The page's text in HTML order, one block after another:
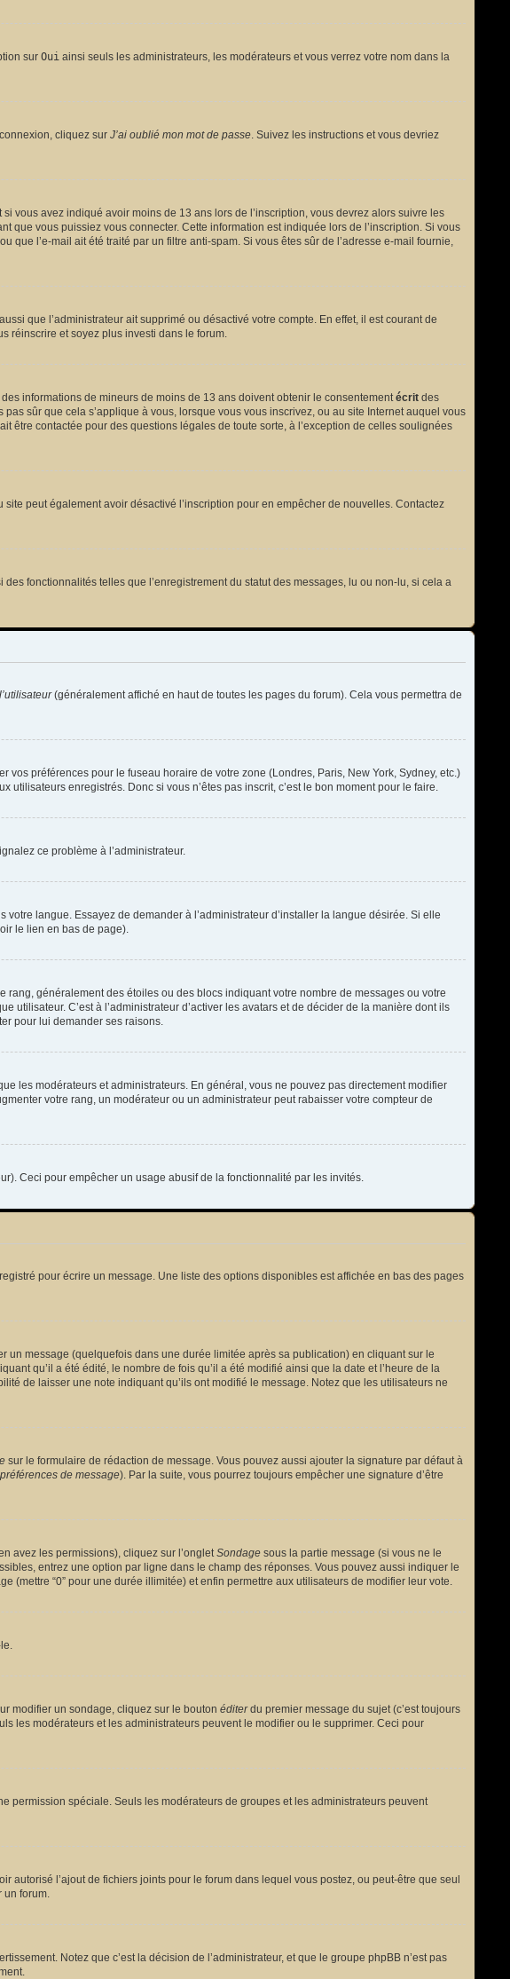
sur Oui ainsi seuls les administrateurs, les modérateurs et vous verrez votre nom dans la
cliquez sur J’ai oublié mon mot de passe. Suivez les instructions et vous devriez
vous avez indiqué avoir moins de 13 ans lors de l’inscription, vous devrez alors suivre les
que vous puissiez vous connecter. Cette information est indiquée lors de l’inscription. Si vous
que l’e-mail ait été traité par un filtre anti-spam. Si vous êtes sûr de l’adresse e-mail fournie,
que l’administrateur ait supprimé ou désactivé votre compte. En effet, il est courant de
réinscrire et soyez plus investi dans le forum.
informations de mineurs de moins de 13 ans doivent obtenir le consentementécrit des
sûr que cela s’applique à vous, lorsque vous vous inscrivez, ou au site Internet auquel vous
être contactée pour des questions légales de toute sorte, à l’exception de celles soulignées
peut également avoir désactivé l’inscription pour en empêcher de nouvelles. Contactez
fonctionnalités telles que l’enregistrement du statut des messages, lu ou non-lu, si cela a
(généralement affiché en haut de toutes les pages du forum). Cela vous permettra de
vos préférences pour le fuseau horaire de votre zone (Londres, Paris, New York, Sydney, etc.)
enregistrés. Donc si vous n’êtes pas inscrit, c’est le bon moment pour le faire.
ce problème à l’administrateur.
langue. Essayez de demander à l’administrateur d’installer la langue désirée. Si elle
le lien en bas de page).
rang, généralement des étoiles ou des blocs indiquant votre nombre de messages ou votre
C’est à l’administrateur d’activer les avatars et de décider de la manière dont ils
pour lui demander ses raisons.
les modérateurs et administrateurs. En général, vous ne pouvez pas directement modifier
votre rang, un modérateur ou un administrateur peut rabaisser votre compteur de
Ceci pour empêcher un usage abusif de la fonctionnalité par les invités.
pour écrire un message. Une liste des options disponibles est affichée en bas des pages
un message (quelquefois dans une durée limitée après sa publication) en cliquant sur le
qu’il a été édité, le nombre de fois qu’il a été modifié ainsi que la date et l’heure de la
de laisser une note indiquant qu’ils ont modifié le message. Notez que les utilisateurs ne
sur le formulaire de rédaction de message. Vous pouvez aussi ajouter la signature par défaut à
de message). Par la suite, vous pourrez toujours empêcher une signature d’être
avez les permissions), cliquez sur l’ongletSondage sous la partie message (si vous ne le
entrez une option par ligne dans le champ des réponses. Vous pouvez aussi indiquer le
(mettre “0” pour une durée illimitée) et enfin permettre aux utilisateurs de modifier leur vote.
modifier un sondage, cliquez sur le bouton éditerdu premier message du sujet (c’est toujours
les modérateurs et les administrateurs peuvent le modifier ou le supprimer. Ceci pour
permission spéciale. Seuls les modérateurs de groupes et les administrateurs peuvent
autorisé l’ajout de fichiers joints pour le forum dans lequel vous postez, ou peut-être que seul
un forum.
Notez que c’est la décision de l’administrateur, et que le groupe phpBB n’est pas